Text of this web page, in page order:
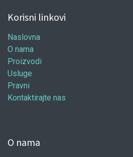
Korisni linkovi
Naslovna
O nama
Proizvodi
Usluge
Pravni
Kontaktirajte nas
O nama